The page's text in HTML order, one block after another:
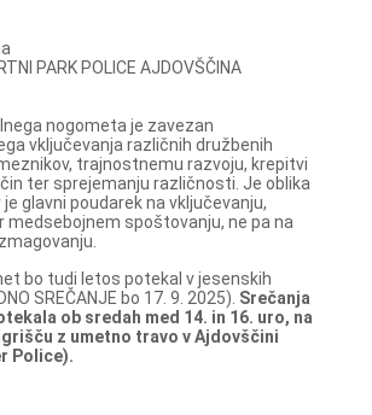
PARK POLICE AJDOVŠČINA
nogometa je zavezan
vključevanja različnih družbenih
trajnostnemu razvoju, krepitvi
ter sprejemanju različnosti. Je oblika
glavni poudarek na vključevanju,
medsebojnem spoštovanju, ne pa na
bo tudi letos potekal v jesenskih
SREČANJE bo 17. 9. 2025). Srečanja
ob sredah med 14. in 16. uro, na
z umetno travo v Ajdovščini
Police).